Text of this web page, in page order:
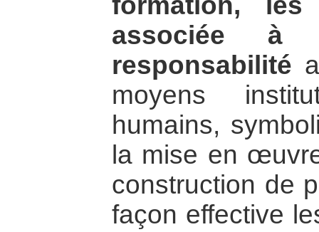
associée à
responsabilité
moyens
humains,
la mise en
construction de
façon effective